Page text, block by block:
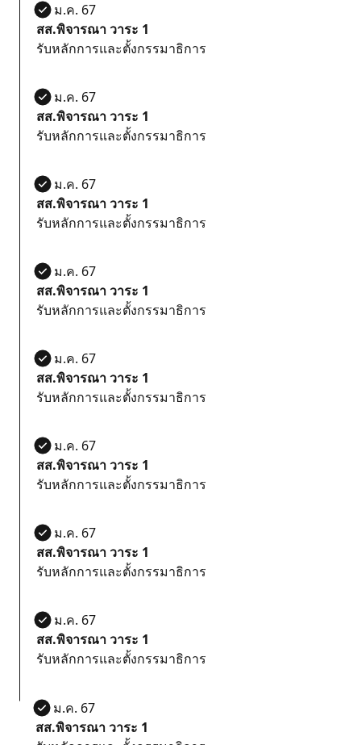
17 ม.ค. 67
สส.พิจารณา วาระ 1
รับหลักการและตั้งกรรมาธิการ
17 ม.ค. 67
สส.พิจารณา วาระ 1
รับหลักการและตั้งกรรมาธิการ
17 ม.ค. 67
สส.พิจารณา วาระ 1
รับหลักการและตั้งกรรมาธิการ
17 ม.ค. 67
สส.พิจารณา วาระ 1
รับหลักการและตั้งกรรมาธิการ
17 ม.ค. 67
สส.พิจารณา วาระ 1
รับหลักการและตั้งกรรมาธิการ
17 ม.ค. 67
สส.พิจารณา วาระ 1
รับหลักการและตั้งกรรมาธิการ
17 ม.ค. 67
สส.พิจารณา วาระ 1
รับหลักการและตั้งกรรมาธิการ
17 ม.ค. 67
สส.พิจารณา วาระ 1
รับหลักการและตั้งกรรมาธิการ
17 ม.ค. 67
สส.พิจารณา วาระ 1